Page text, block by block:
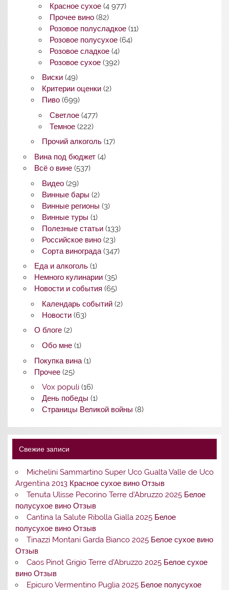
Красное сухое (4 977)
Прочее вино (82)
Розовое полусладкое (11)
Розовое полусухое (64)
Розовое сладкое (4)
Розовое сухое (392)
Виски(49)
Критерии оценки(2)
Пиво(699)
Светлое (477)
Темное (222)
Прочий алкоголь(17)
Вина под бюджет(4)
Всё о вине(537)
Видео(29)
Винные бары (2)
Винные регионы (3)
Винные туры (1)
Полезные статьи(133)
Российское вино(23)
Сорта винограда(347)
Еда и алкоголь(1)
Немного кулинарии(35)
Новости и события (65)
Календарь событий(2)
Новости(63)
О блоге(2)
Обо мне(1)
Покупка вина(1)
Прочее(25)
Vox populi(16)
День победы (1)
Страницы Великой войны (8)
Свежие записи
Michelini Sammartino Super Uco Gualta Valle de Uco
Argentina 2013 Красное сухое вино Отзыв
Tenuta Ulisse Pecorino Terre d’Abruzzo 2025 Белое
полусухое вино Отзыв
Cantina la Salute Ribolla Gialla 2025 Белое
полусухое вино Отзыв
Tinazzi Montani Garda Bianco 2025 Белое сухое вино
Отзыв
Caos Pinot Grigio Terre d’Abruzzo 2025 Белое сухое
вино Отзыв
Epicuro Vermentino Puglia 2025 Белое полусухое